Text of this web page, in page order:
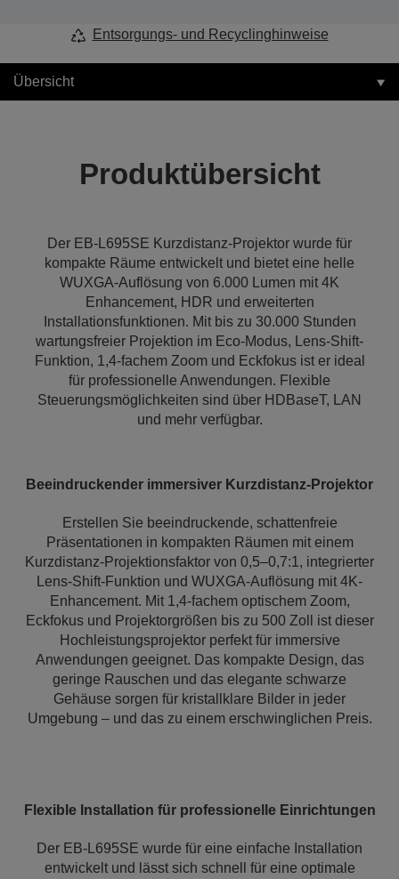
Entsorgungs- und Recyclinghinweise
Übersicht
Produktübersicht
Der EB-L695SE Kurzdistanz-Projektor wurde für
kompakte Räume entwickelt und bietet eine helle
WUXGA-Auflösung von 6.000 Lumen mit 4K
Enhancement, HDR und erweiterten
Installationsfunktionen. Mit bis zu 30.000 Stunden
wartungsfreier Projektion im Eco-Modus, Lens-Shift-
Funktion, 1,4-fachem Zoom und Eckfokus ist er ideal
für professionelle Anwendungen. Flexible
Steuerungsmöglichkeiten sind über HDBaseT, LAN
und mehr verfügbar.
Beeindruckender immersiver Kurzdistanz-Projektor
Erstellen Sie beeindruckende, schattenfreie
Präsentationen in kompakten Räumen mit einem
Kurzdistanz-Projektionsfaktor von 0,5–0,7:1, integrierter
Lens-Shift-Funktion und WUXGA-Auflösung mit 4K-
Enhancement. Mit 1,4-fachem optischem Zoom,
Eckfokus und Projektorgrößen bis zu 500 Zoll ist dieser
Hochleistungsprojektor perfekt für immersive
Anwendungen geeignet. Das kompakte Design, das
geringe Rauschen und das elegante schwarze
Gehäuse sorgen für kristallklare Bilder in jeder
Umgebung – und das zu einem erschwinglichen Preis.
Flexible Installation für professionelle Einrichtungen
Der EB-L695SE wurde für eine einfache Installation
entwickelt und lässt sich schnell für eine optimale